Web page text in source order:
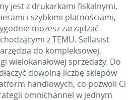
jest z drukarkami fiskalnymi,
i szybkimi płatnościami,
możesz zarządzać
z TEMU. Sellasist
do kompleksowej,
wielokanałowej sprzedaży. Do
dowolną liczbę sklepów
handlowych, co pozwoli Ci
omnichannel w jednym